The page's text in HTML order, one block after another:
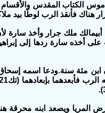
الكتاب المقدس
فأنقذ الرب لوطًا بيد ملاكين
ملك جرار وأخذ سارة لأن
أخذه سارة ردها إلى
ابن مئة سنة.ودعا اسمه
المريا ويصعد ابنه